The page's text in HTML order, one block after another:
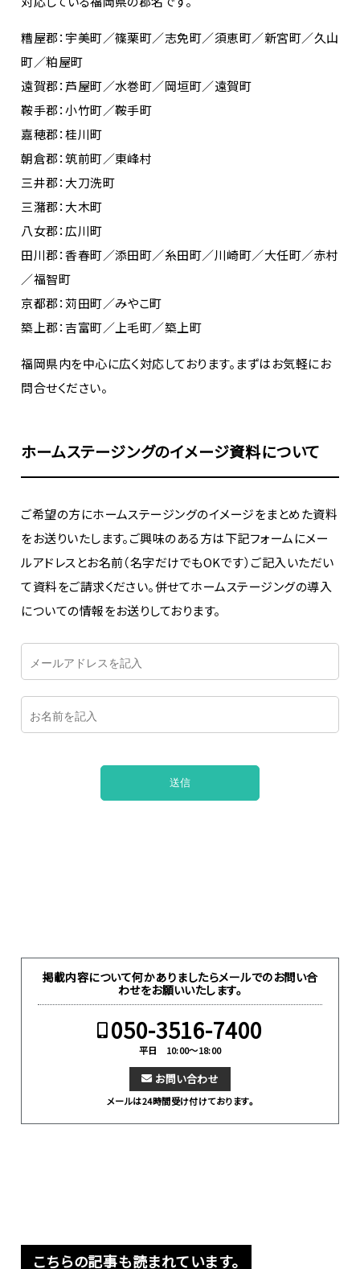
糟屋郡：宇美町／篠栗町／志免町／須恵町／新宮町／久山
町／粕屋町
遠賀郡：芦屋町／水巻町／岡垣町／遠賀町
鞍手郡：小竹町／鞍手町
嘉穂郡：桂川町
朝倉郡：筑前町／東峰村
三井郡：大刀洗町
三潴郡：大木町
八女郡：広川町
田川郡：香春町／添田町／糸田町／川崎町／大任町／赤村
／福智町
京都郡：苅田町／みやこ町
築上郡：吉富町／上毛町／築上町
福岡県内を中心に広く対応しております。まずはお気軽にお
問合せください。
ホームステージングのイメージ資料について
ご希望の方にホームステージングのイメージをまとめた資料
をお送りいたします。ご興味のある方は下記フォームにメー
ルアドレスとお名前（名字だけでもOKです）ご記入いただい
て資料をご請求ください。併せてホームステージングの導入
についての情報をお送りしております。
掲載内容について何かありましたらメールでのお問い合
わせをお願いいたします。
050-3516-7400
平日 10:00～18:00
お問い合わせ
メールは24時間受け付けております。
こちらの記事も読まれています。